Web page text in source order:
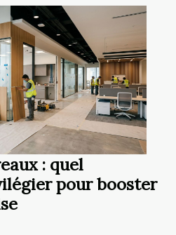
: quel
pour booster